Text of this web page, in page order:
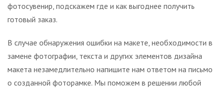
фотосувенир, подскажем где и как выгоднее получить
готовый заказ.
В случае обнаружения ошибки на макете, необходимости в
замене фотографии, текста и других элементов дизайна
макета незамедлительно напишите нам ответом на письмо
о созданной фоторамке. Мы поможем в решении любой